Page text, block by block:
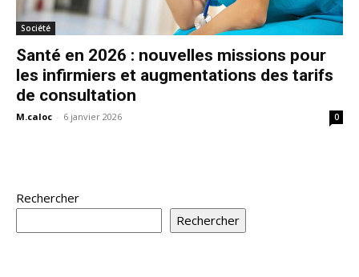
Société
Santé en 2026 : nouvelles missions pour
les infirmiers et augmentations des tarifs
de consultation
M.caloc - 6 janvier 2026 0
Rechercher
Rechercher